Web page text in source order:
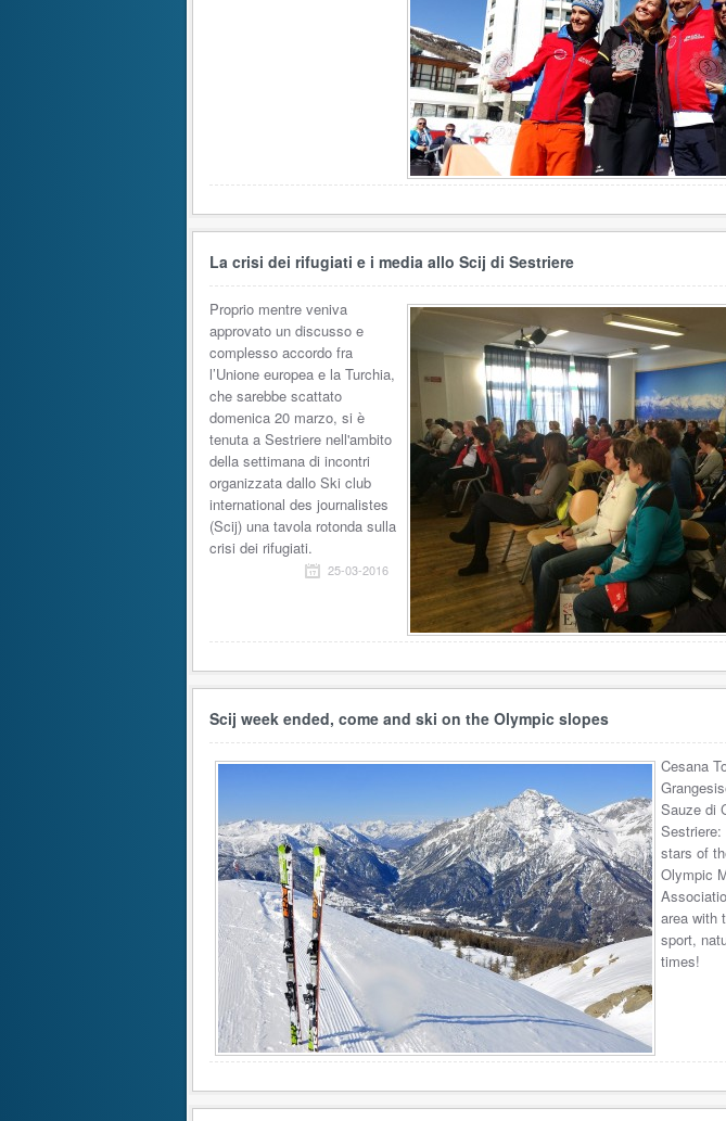
La crisi dei rifugiati e i media allo Scij di Sestriere
Proprio mentre veniva
approvato un discusso e
complesso accordo fra
l’Unione europea e la Turchia,
che sarebbe scattato
domenica 20 marzo, si è
tenuta a Sestriere nell'ambito
della settimana di incontri
organizzata dallo Ski club
international des journalistes
(Scij) una tavola rotonda sulla
crisi dei rifugiati.
25-03-2016
Scij week ended, come and ski on the Olympic slopes
Cesana
Sauze di
stars of
Olympic
area with
sport,
times!